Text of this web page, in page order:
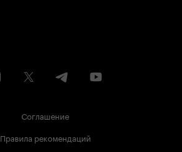
Соглашение
Правила рекомендаций